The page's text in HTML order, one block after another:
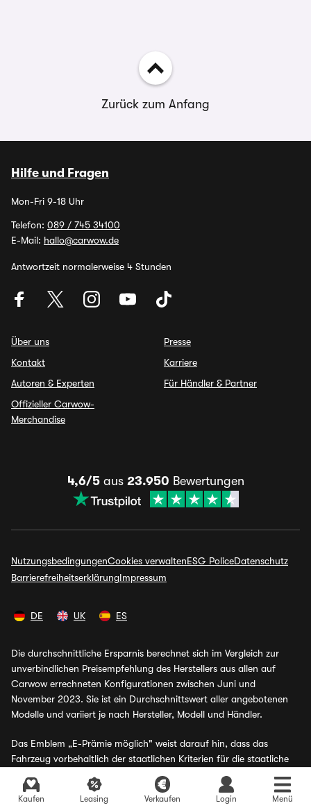
Kaufen Leasing Verkaufen Login Menü
Aktuelle Angebote finden
Zurück zum Anfang
Hilfe und Fragen
Mon-Fri 9-18 Uhr
Telefon: 089 / 745 34100
E-Mail: hallo@carwow.de
Antwortzeit normalerweise 4 Stunden
Über uns
Kontakt
Autoren & Experten
Offizieller Carwow-
Merchandise
Presse
Karriere
Für Händler & Partner
4,6/5aus 23.950 Bewertungen
NutzungsbedingungenCookies verwaltenESG PoliceDatenschutz
BarrierefreiheitserklärungImpressum
DE UK ES
Die durchschnittliche Ersparnis berechnet sich im Vergleich zur
unverbindlichen Preisempfehlung des Herstellers aus allen auf
Carwow errechneten Konfigurationen zwischen Juni und
November 2023. Sie ist ein Durchschnittswert aller angebotenen
Modelle und variiert je nach Hersteller, Modell und Händler.
Das Emblem „E-Prämie möglich" weist darauf hin, dass das
Fahrzeug vorbehaltlich der staatlichen Kriterien für die staatliche
E-Auto-Förderung in Frage kommt. Die E-Prämie wird nicht sofort
beim Kauf gewährt, sondern muss von den Kund:innen nach dem
Kauf beantragt werden. Bei Leasingverträgen wird die E-Prämie